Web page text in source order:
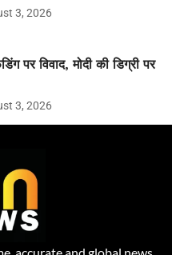
3, 2026
पर विवाद, मोदी की डिग्री पर
3, 2026